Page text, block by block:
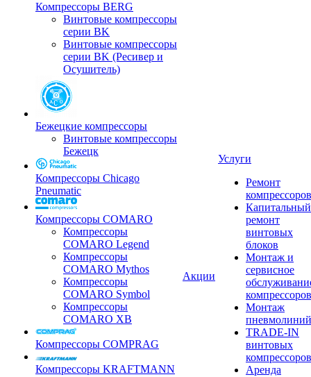
Компрессоры BERG
Винтовые компрессоры
серии BK
Винтовые компрессоры
серии BK (Ресивер и
Осушитель)
Бежецкие компрессоры
Винтовые компрессоры
Бежецк
Компрессоры Chicago
Pneumatic
Компрессоры COMARO
Компрессоры
COMARO Legend
Компрессоры
COMARO Mythos
Компрессоры
COMARO Symbol
Компрессоры
COMARO XB
Компрессоры COMPRAG
Компрессоры KRAFTMANN
Акции
Услуги
Ремонт
компрессоров
Капитальный
ремонт
винтовых
блоков
Монтаж и
сервисное
компрессоров
Монтаж
пневмолиний
TRADE-IN
винтовых
компрессоров
Аренда